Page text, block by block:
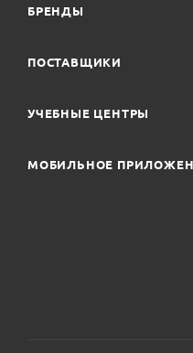
БРЕНДЫ
ПОСТАВЩИКИ
УЧЕБНЫЕ ЦЕНТРЫ
МОБИЛЬНОЕ